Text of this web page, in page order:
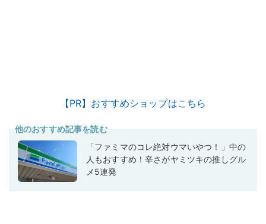
【PR】おすすめショップはこちら
他のおすすめ記事を読む
「ファミマのコレ絶対ウマいやつ！」中の
人もおすすめ！辛さがヤミツキの推しグル
メ5連発